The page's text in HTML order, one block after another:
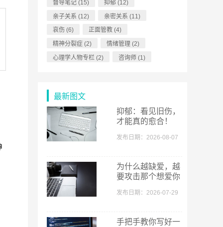
督导笔记 (15) 抑郁 (12)
亲子关系 (12) 亲密关系 (11)
哀伤 (6) 正面管教 (4)
精神分裂症 (2) 情绪管理 (2)
心理学人物专栏 (2) 咨询师 (1)
最新图文
抑郁：看见旧伤，
才能真的愈合！
发布日期：2026-08-07
为什么越缺爱，越
要攻击那个想爱你
发布日期：2026-07-29
手把手教你写好一